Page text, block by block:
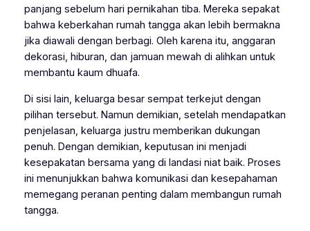
panjang sebelum hari pernikahan tiba. Mereka sepakat
bahwa keberkahan rumah tangga akan lebih bermakna
jika diawali dengan berbagi. Oleh karena itu, anggaran
dekorasi, hiburan, dan jamuan mewah di alihkan untuk
membantu kaum dhuafa.
Di sisi lain, keluarga besar sempat terkejut dengan
pilihan tersebut. Namun demikian, setelah mendapatkan
penjelasan, keluarga justru memberikan dukungan
penuh. Dengan demikian, keputusan ini menjadi
kesepakatan bersama yang di landasi niat baik. Proses
ini menunjukkan bahwa komunikasi dan kesepahaman
memegang peranan penting dalam membangun rumah
tangga.